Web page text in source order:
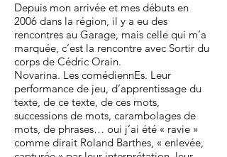
Depuis mon arrivée et mes débuts en
2006 dans la région, il y a eu des
rencontres au Garage, mais celle qui m’a
marquée, c’est la rencontre avec Sortir du
corps de Cédric Orain.
Novarina. Les comédiennEs. Leur
performance de jeu, d’apprentissage du
texte, de ce texte, de ces mots,
successions de mots, carambolages de
mots, de phrases… oui j’ai été « ravie »
comme dirait Roland Barthes, « enlevée,